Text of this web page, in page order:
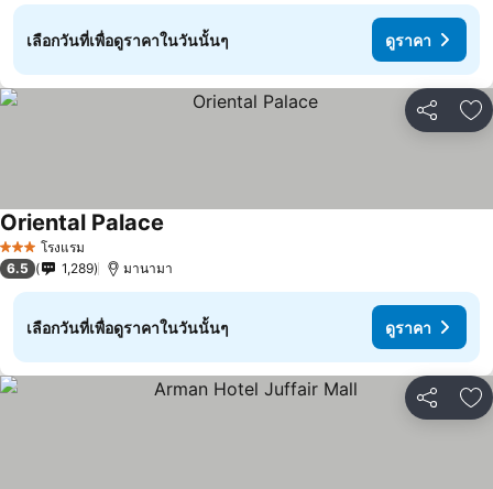
เลือกวันที่เพื่อดูราคาในวันนั้นๆ ดูราคา
แชร์ เ
3 ดาว โรงแรม
Oriental Palace
6.5 1,289 มานามา
เลือกวันที่เพื่อดูราคาในวันนั้นๆ ดูราคา
แชร์ เ